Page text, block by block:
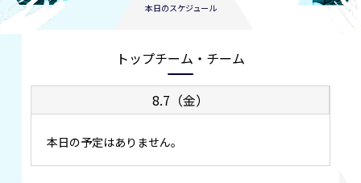
本日のスケジュール
トップチーム・チーム
8.7（金）
本日の予定はありません。